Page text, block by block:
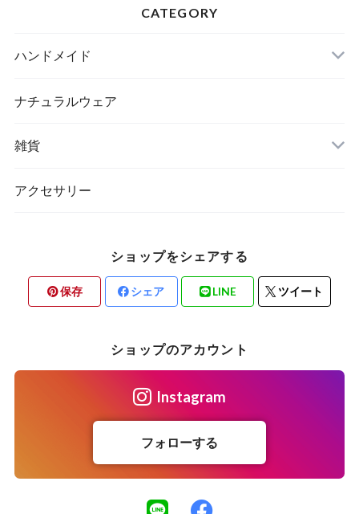
CATEGORY
ハンドメイド
ナチュラルウェア
雑貨
アクセサリー
ショップをシェアする
保存 シェア LINE ツイート
ショップのアカウント
Instagram
フォローする